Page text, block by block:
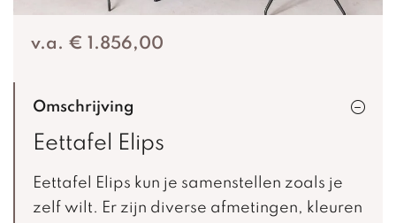
v.a. € 1.856,00
Omschrijving
Eettafel Elips
Eettafel Elips kun je samenstellen zoals je
zelf wilt. Er zijn diverse afmetingen, kleuren